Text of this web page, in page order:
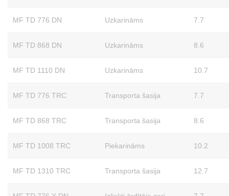
MF TD 776 DN Uzkarināms 7.7
MF TD 868 DN Uzkarināms 8.6
MF TD 1110 DN Uzkarināms 10.7
MF TD 776 TRC Transporta šasija 7.7
MF TD 868 TRC Transporta šasija 8.6
MF TD 1008 TRC Piekarināms 10.2
MF TD 1310 TRC Transporta šasija 12.7